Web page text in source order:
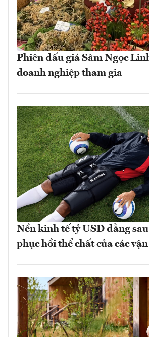
Phiên đấu giá Sâm Ngọc
doanh nghiệp tham gia
Nền kinh tế tỷ USD đằng
phục hồi thể chất của các